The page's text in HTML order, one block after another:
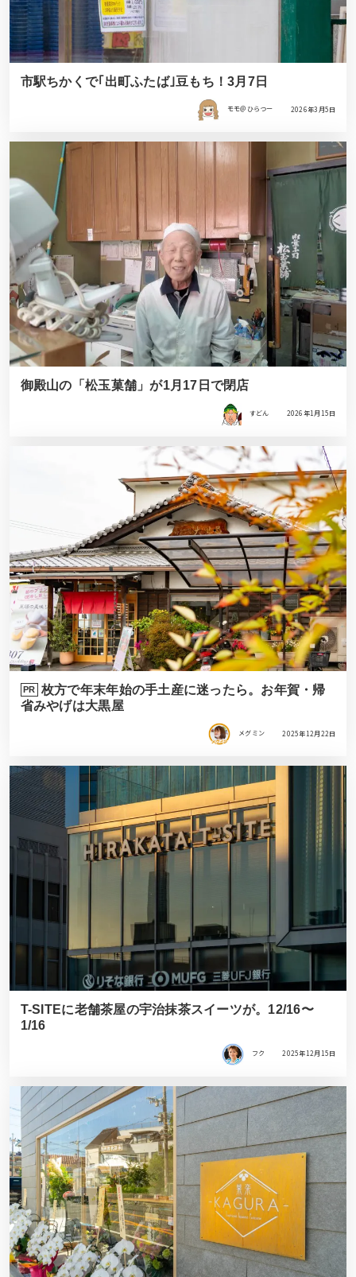
市駅ちかくで｢出町ふたば｣豆もち！3月7日
モモ＠ひらつー 2026年3月5日
御殿山の「松玉菓舗」が1月17日で閉店
すどん 2026年1月15日
PR
枚方で年末年始の手土産に迷ったら。お年賀・帰
省みやげは大黒屋
メグミン 2025年12月22日
T-SITEに老舗茶屋の宇治抹茶スイーツが。12/16〜
1/16
フク 2025年12月15日